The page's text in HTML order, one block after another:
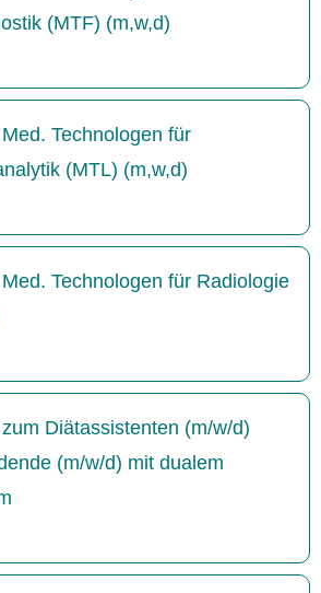
(MTF) (m,w,d)
Technologen für
(MTL) (m,w,d)
Technologen für Radiologie
Diätassistenten (m/w/d)
(m/w/d) mit dualem